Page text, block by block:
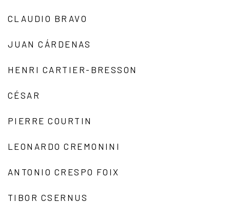
CLAUDIO BRAVO
JUAN CÁRDENAS
HENRI CARTIER-BRESSON
CÉSAR
PIERRE COURTIN
LEONARDO CREMONINI
ANTONIO CRESPO FOIX
TIBOR CSERNUS